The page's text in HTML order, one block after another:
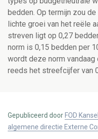
bedden. Op termijn zou
lichte groei van het reële
streven ligt op 0,27
norm is 0,15 bedden per
wordt deze norm
reeds het streefcijfer van
Gepubliceerd door FOD
algemene directie Externe